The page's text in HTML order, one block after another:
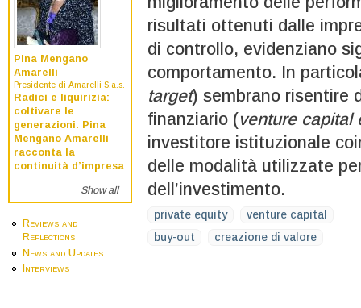
Pina Mengano
Amarelli
Presidente di Amarelli S.a.s.
Radici e liquirizia:
coltivare le
generazioni. Pina
Mengano Amarelli
racconta la
continuità d’impresa
Show all
Reviews and
Reflections
News and Updates
Interviews
risultati ottenuti dalle
di controllo, evidenziano
comportamento. In
target) sembrano risentire
finanziario (venture capital
investitore istituzionale
delle modalità utilizzate
dell’investimento.
private equity
venture capital
buy-out
creazione di valore